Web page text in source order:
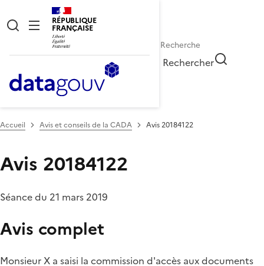
RÉPUBLIQUE
FRANÇAISE
Rechercher
Accueil Avis et conseils de la CADA Avis 20184122
Avis 20184122
Séance du 21 mars 2019
Avis complet
Monsieur X a saisi la commission d'accès aux documents